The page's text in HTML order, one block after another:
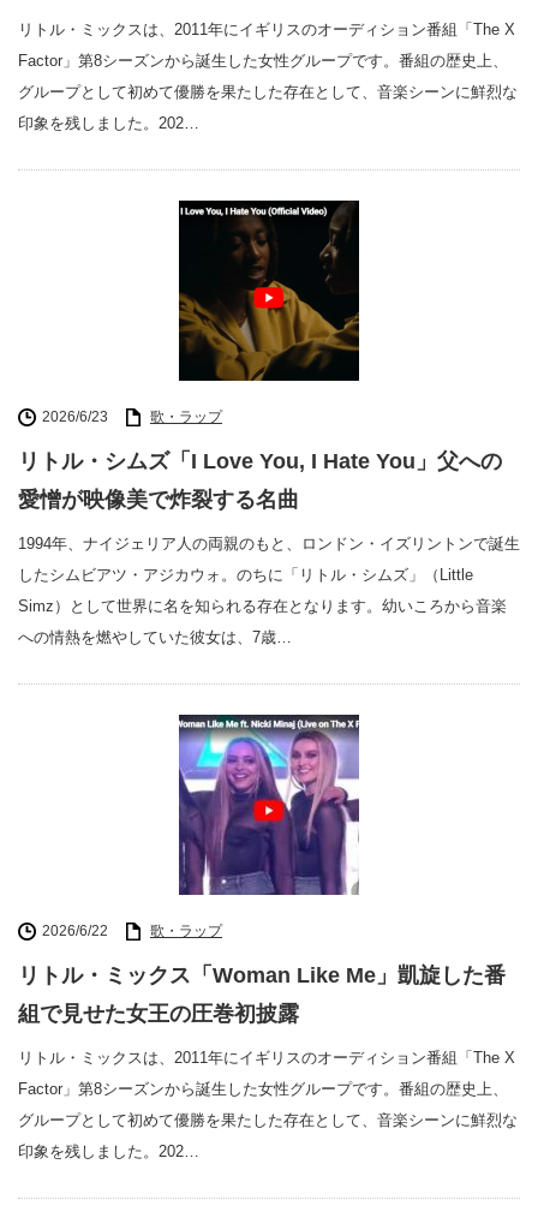
リトル・ミックスは、2011年にイギリスのオーディション番組「The X
Factor」第8シーズンから誕生した女性グループです。番組の歴史上、
グループとして初めて優勝を果たした存在として、音楽シーンに鮮烈な
印象を残しました。202…
2026/6/23 歌・ラップ
リトル・シムズ「I Love You, I Hate You」父への
愛憎が映像美で炸裂する名曲
1994年、ナイジェリア人の両親のもと、ロンドン・イズリントンで誕生
したシムビアツ・アジカウォ。のちに「リトル・シムズ」（Little
Simz）として世界に名を知られる存在となります。幼いころから音楽
への情熱を燃やしていた彼女は、7歳…
2026/6/22 歌・ラップ
リトル・ミックス「Woman Like Me」凱旋した番
組で見せた女王の圧巻初披露
リトル・ミックスは、2011年にイギリスのオーディション番組「The X
Factor」第8シーズンから誕生した女性グループです。番組の歴史上、
グループとして初めて優勝を果たした存在として、音楽シーンに鮮烈な
印象を残しました。202…